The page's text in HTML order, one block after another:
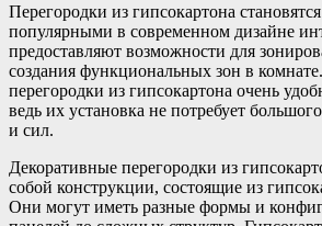
Перегородки из гипсокартона
популярными в современном дизайне
предоставляют возможности для
создания функциональных зон в
перегородки из гипсокартона очень
ведь их установка не потребует
и сил.
Декоративные перегородки из
собой конструкции, состоящие из
Они могут иметь разные формы и